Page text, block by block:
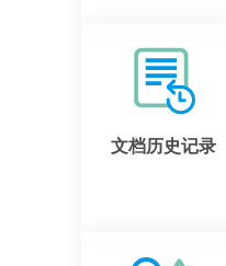
文档历史记录